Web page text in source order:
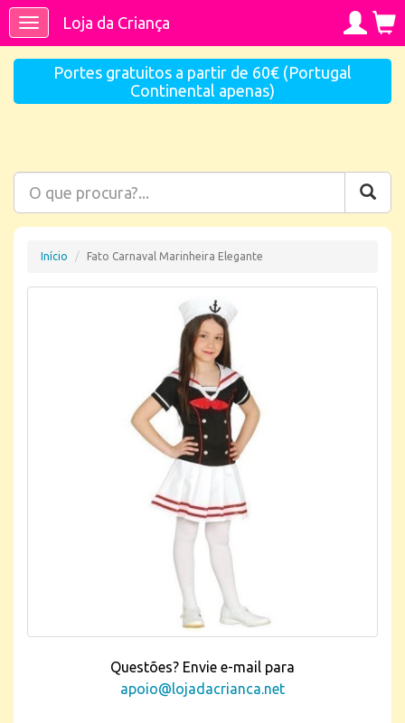
ToggleLoja da Criança
Portes gratuitos a partir de 60€ (Portugal
Continental apenas)
Início Fato Carnaval Marinheira Elegante
Questões? Envie e-mail para
apoio@lojadacrianca.net